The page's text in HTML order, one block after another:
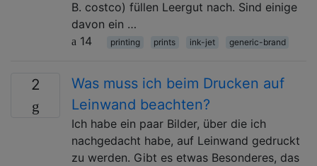
B. costco) füllen Leergut nach. Sind einige
davon ein …
14
printing prints ink-jet generic-brand
2
Was muss ich beim Drucken auf
Leinwand beachten?
Ich habe ein paar Bilder, über die ich
nachgedacht habe, auf Leinwand gedruckt
zu werden. Gibt es etwas Besonderes, das